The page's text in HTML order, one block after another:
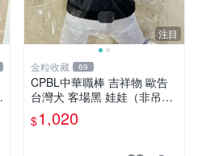
注目
金粒收藏 69
CPBL中華職棒 吉祥物 歐告
台灣犬 客場黑 娃娃（非吊
飾）
$1,020